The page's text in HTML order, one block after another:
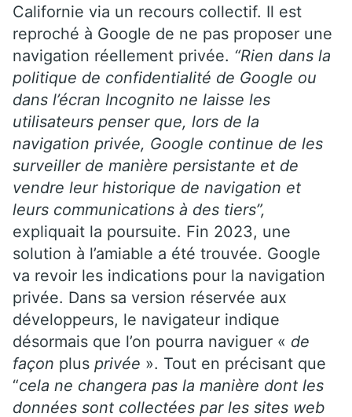
Californie via un recours collectif. Il est
reproché à Google de ne pas proposer une
navigation réellement privée. “Rien dans la
politique de confidentialité de Google ou
dans l’écran Incognito ne laisse les
utilisateurs penser que, lors de la
navigation privée, Google continue de les
surveiller de manière persistante et de
vendre leur historique de navigation et
leurs communications à des tiers”,
expliquait la poursuite. Fin 2023, une
solution à l’amiable a été trouvée. Google
va revoir les indications pour la navigation
privée. Dans sa version réservée aux
développeurs, le navigateur indique
désormais que l’on pourra naviguer « de
façon plus privée ». Tout en précisant que
“cela ne changera pas la manière dont les
données sont collectées par les sites web